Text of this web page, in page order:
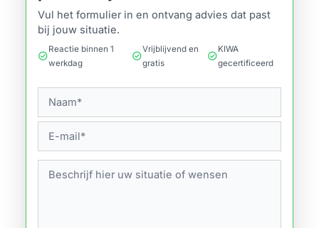
Vul het formulier in en ontvang advies dat past
bij jouw situatie.
check_circle
Reactie binnen 1
werkdag
check_circle
Vrijblijvend en
gratis
check_circle
KIWA
gecertificeerd